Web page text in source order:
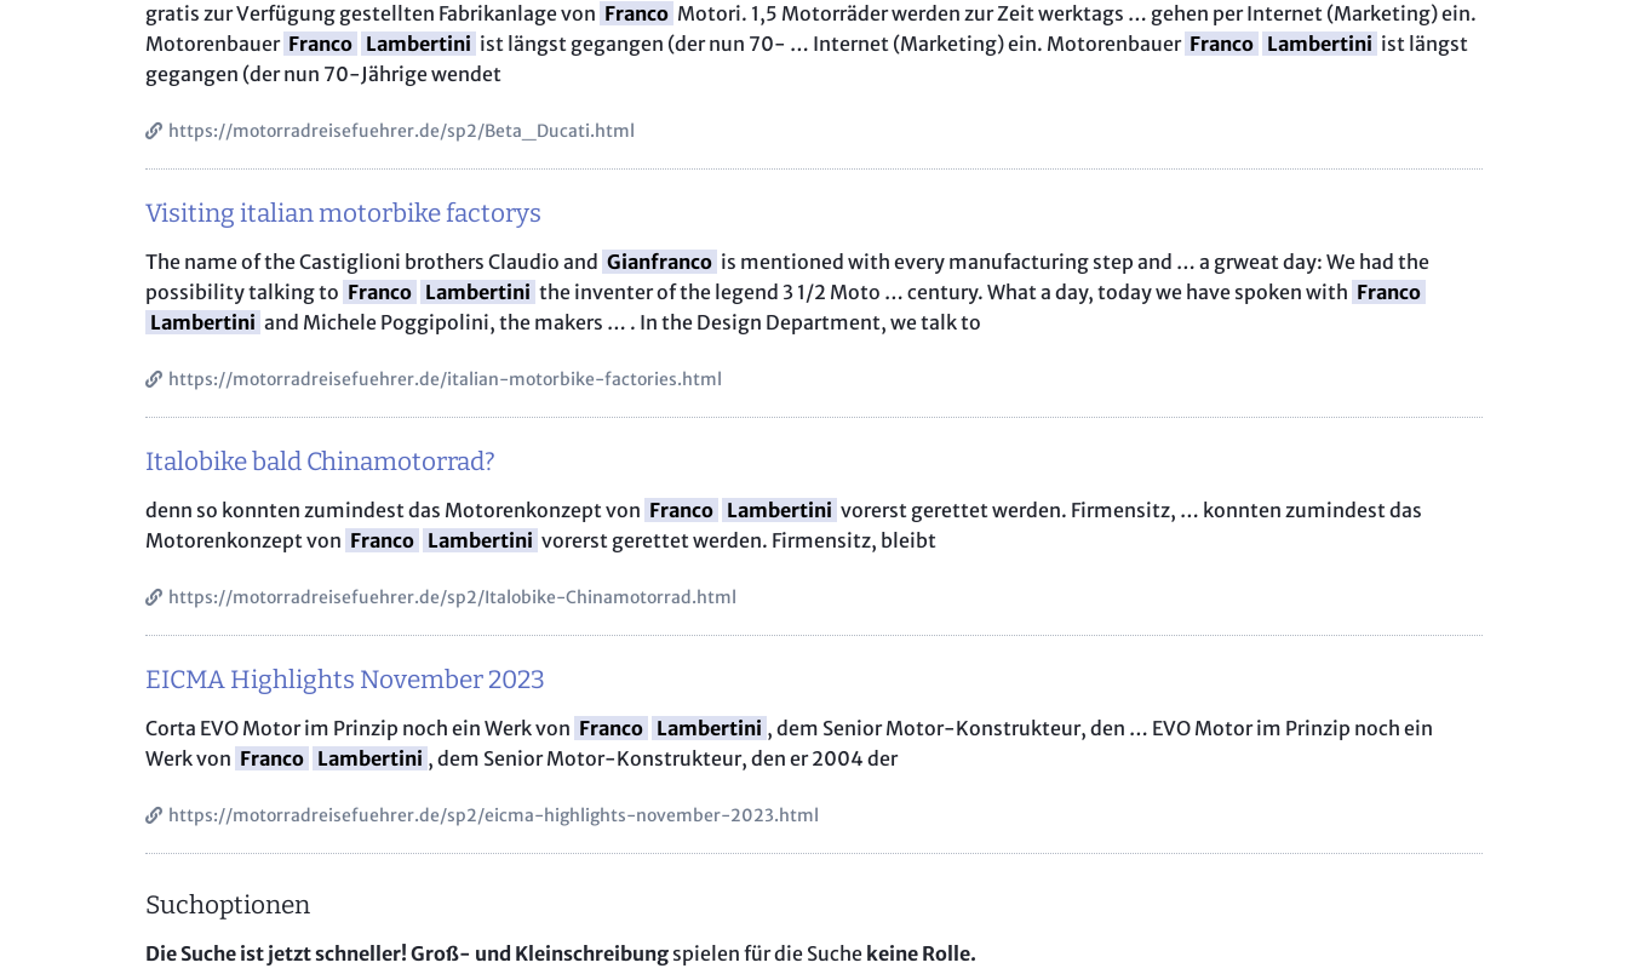
gratis zur Verfügung gestellten Fabrikanlage von Franco Motori. 1,5 Motorräder werden zur Zeit werktags … gehen per Internet (Marketing) ein.
Motorenbauer Franco Lambertini ist längst gegangen (der nun 70- … Internet (Marketing) ein. Motorenbauer Franco Lambertini ist längst
gegangen (der nun 70-Jährige wendet
https://motorradreisefuehrer.de/sp2/Beta_Ducati.html
Visiting italian motorbike factorys
The name of the Castiglioni brothers Claudio and Gianfranco is mentioned with every manufacturing step and … a grweat day: We had the
possibility talking to Franco Lambertini the inventer of the legend 3 1/2 Moto … century. What a day, today we have spoken with Franco
Lambertini and Michele Poggipolini, the makers … . In the Design Department, we talk to
https://motorradreisefuehrer.de/italian-motorbike-factories.html
Italobike bald Chinamotorrad?
denn so konnten zumindest das Motorenkonzept von Franco Lambertini vorerst gerettet werden. Firmensitz, … konnten zumindest das
Motorenkonzept von Franco Lambertini vorerst gerettet werden. Firmensitz, bleibt
https://motorradreisefuehrer.de/sp2/Italobike-Chinamotorrad.html
EICMA Highlights November 2023
Corta EVO Motor im Prinzip noch ein Werk von Franco Lambertini , dem Senior Motor-Konstrukteur, den … EVO Motor im Prinzip noch ein
Werk von Franco Lambertini , dem Senior Motor-Konstrukteur, den er 2004 der
https://motorradreisefuehrer.de/sp2/eicma-highlights-november-2023.html
Suchoptionen
Die Suche ist jetzt schneller! Groß- und Kleinschreibung spielen für die Suche keine Rolle.